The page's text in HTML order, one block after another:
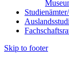
Skip to footer